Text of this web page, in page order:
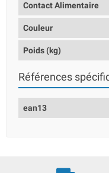
Contact Alimentaire
Couleur
Poids (kg)
Références
ean13